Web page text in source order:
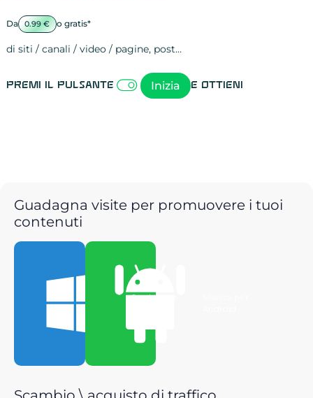
Da 0.99 € o gratis*
di siti / canali / video / pagine, post…
Premi il pulsante Inizia e ottieni
Guadagna visite per promuovere i tuoi
contenuti
Scarica per